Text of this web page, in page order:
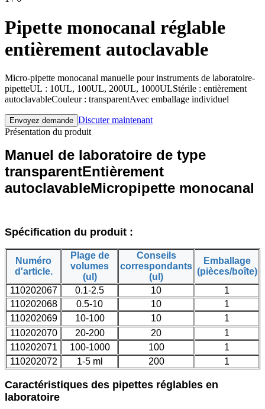
Pipette monocanal réglable
entièrement autoclavable
Micro-pipette monocanal manuelle pour instruments de laboratoire-
pipetteUL : 10UL, 100UL, 200UL, 1000ULStérile : entièrement
autoclavableCouleur : transparentAvec emballage individuel
Envoyez demande Discuter maintenant
Présentation du produit
Manuel de laboratoire de type
transparentEntièrement
autoclavableMicropipette monocanal
Spécification du produit :
Numéro
d'article.
Plage de
volumes
(ul)
Conseils
correspondants
(ul)
Emballage
(pièces/boîte)
110202067
0.1-2.5 10
1
110202068
0.5-10 10
1
110202069
10-100 10
1
110202070
20-200 20
1
110202071
100-1000 100
1
110202072
1-5 ml 200 1
Caractéristiques des pipettes réglables en
laboratoire